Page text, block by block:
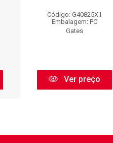
Código: G40825X1
Embalagem: PC
Gates
Ver preço